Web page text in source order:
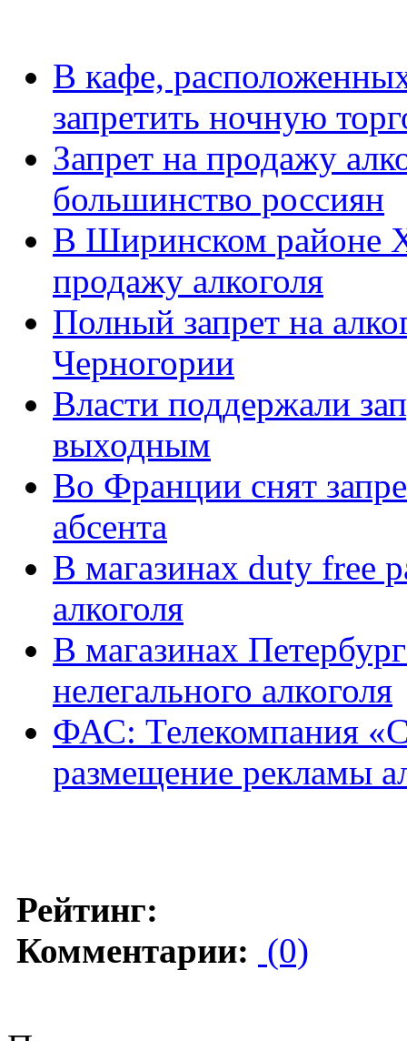
В кафе,
запретить ночную
Запрет на продажу
большинство россиян
В Ширинском районе
продажу алкоголя
Полный запрет на
Черногории
Власти поддержали
выходным
Во Франции снят
абсента
В магазинах duty free
алкоголя
В магазинах
нелегального алкоголя
ФАС: Телекомпания
размещение рекламы
Рейтинг:
Комментарии: (0)